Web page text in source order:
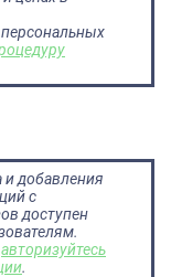
персональных
и добавления
с
доступен
авторизуйтесь
.